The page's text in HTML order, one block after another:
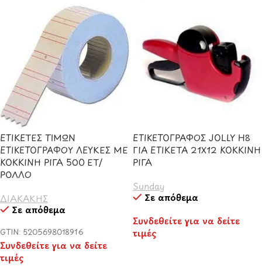
ΕΤΙΚΕΤΕΣ ΤΙΜΩΝ
ΕΤΙΚΕΤΟΓΡΑΦΟΥ ΛΕΥΚΕΣ ΜΕ
ΚΟΚΚΙΝΗ ΡΙΓΑ 500 ΕΤ/
ΡΟΛΛΟ
ΔΙΑΚΑΚΗΣ
Σε απόθεμα
GTIN: 5205698018916
Συνδεθείτε για να δείτε
τιμές
ΕΤΙΚΕΤΟΓΡΑΦΟΣ JOLLY H8
ΓΙΑ ΕΤΙΚΕΤΑ 21Χ12 ΚΟΚΚΙΝΗ
ΡΙΓΑ
Sunday
Σε απόθεμα
Συνδεθείτε για να δείτε
τιμές